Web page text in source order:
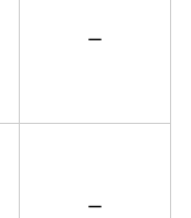
ー
ー